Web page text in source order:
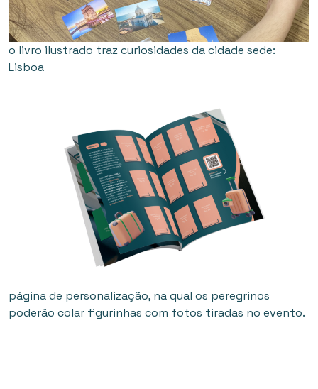
o livro ilustrado traz curiosidades da cidade sede:
Lisboa
página de personalização, na qual os peregrinos
poderão colar figurinhas com fotos tiradas no evento.